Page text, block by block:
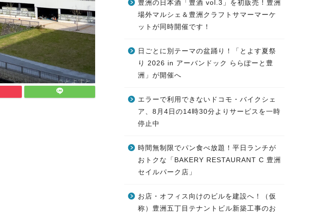
豊洲の日本酒「豊酒 vol.3」を初販売！豊洲
場外マルシェ＆豊洲クラフトサマーマーケ
ットが同時開催です！
日ごとに別テーマの盆踊り！「とよす夏祭
り 2026 in アーバンドック ららぽーと豊
洲」が開催へ
エラーで利用できないドコモ・バイクシェ
ア、8月4日の14時30分よりサービスを一時
停止中
時間無制限でパン食べ放題！平日ランチが
おトクな「BAKERY RESTAURANT C 豊洲
セイルパーク店」
お店・オフィス向けのビルを建設へ！（仮
称）豊洲五丁目テナントビル新築工事のお